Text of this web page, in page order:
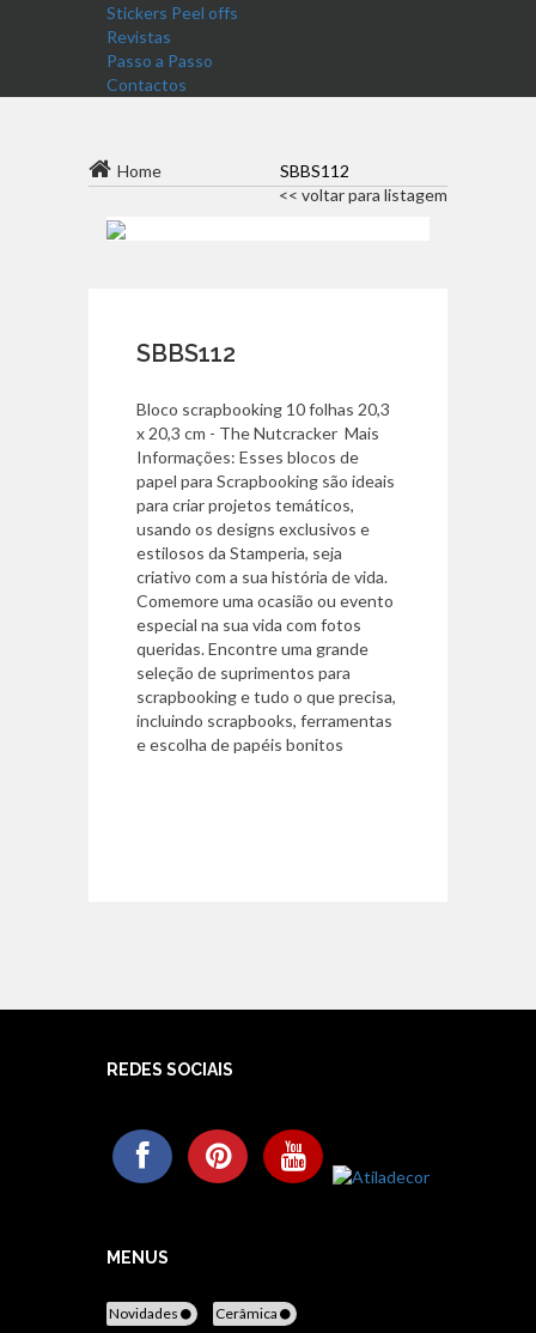
Stickers Peel offs
Revistas
Passo a Passo
Contactos
Home
SBBS112
<< voltar para listagem
SBBS112
Bloco scrapbooking 10 folhas 20,3
x 20,3 cm - The Nutcracker Mais
Informações: Esses blocos de
papel para Scrapbooking são ideais
para criar projetos temáticos,
usando os designs exclusivos e
estilosos da Stamperia, seja
criativo com a sua história de vida.
Comemore uma ocasião ou evento
especial na sua vida com fotos
queridas. Encontre uma grande
seleção de suprimentos para
scrapbooking e tudo o que precisa,
incluindo scrapbooks, ferramentas
e escolha de papéis bonitos
REDES SOCIAIS
MENUS
Novidades Cerâmica